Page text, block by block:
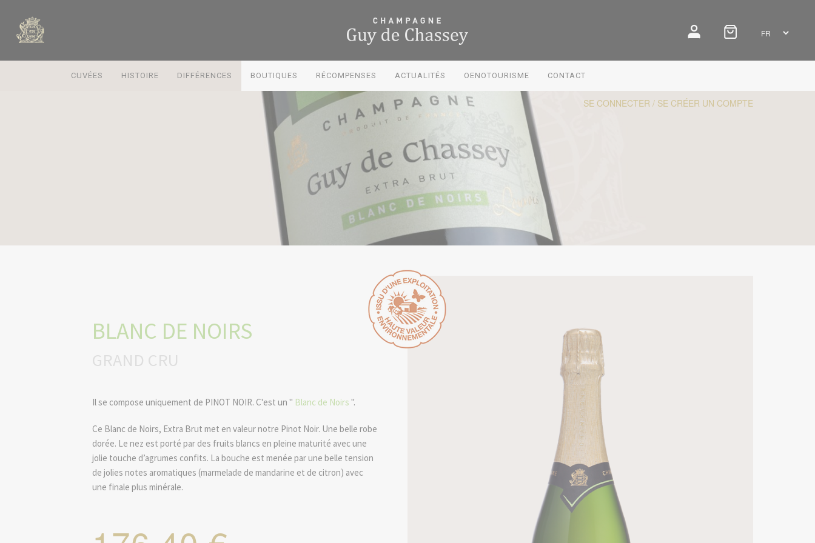
BLANC DE NOIRS
GRAND CRU
Il se compose uniquement de PINOT NOIR. C'est un " Blanc de Noirs ".
Ce Blanc de Noirs, Extra Brut met en valeur notre Pinot Noir. Une belle robe
dorée. Le nez est porté par des fruits blancs en pleine maturité avec une
jolie touche d’agrumes confits. La bouche est menée par une belle tension
de jolies notes aromatiques (marmelade de mandarine et de citron) avec
une finale plus minérale.
CUVÉES HISTOIRE DIFFÉRENCES BOUTIQUES RÉCOMPENSES ACTUALITÉS OENOTOURISME CONTACT
SE CONNECTER / SE CRÉER UN COMPTE